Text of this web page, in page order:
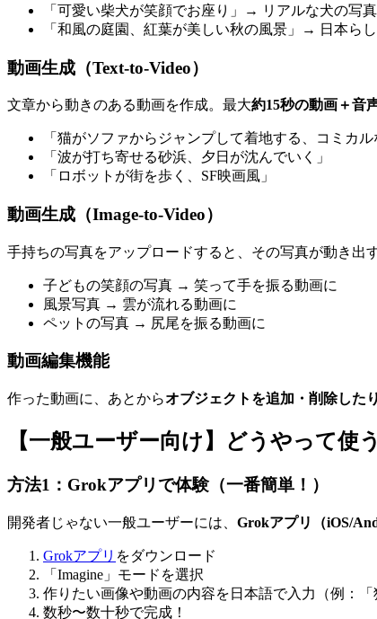
「可愛い柴犬が笑顔でお座り」→ リアルな犬の写
「和風の庭園、紅葉が美しい秋の風景」→ 日本ら
動画生成（Text-to-Video）
文章から動きのある動画を作成。最大約15秒の動画＋音
「猫がソファからジャンプして着地する、コミカル
「波が打ち寄せる砂浜、夕日が沈んでいく」
「ロボットが街を歩く、SF映画風」
動画生成（Image-to-Video）
手持ちの写真をアップロードすると、その写真が動き出
子どもの笑顔の写真 → 笑って手を振る動画に
風景写真 → 雲が流れる動画に
ペットの写真 → 尻尾を振る動画に
動画編集機能
作った動画に、あとからオブジェクトを追加・削除した
【一般ユーザー向け】どうやって使
方法1：Grokアプリで体験（一番簡単！）
開発者じゃない一般ユーザーには、 Grokアプリ（iOS/
Grokアプリ をダウンロード
「Imagine」モードを選択
作りたい画像や動画の内容を日本語で入力（例：「
数秒〜数十秒で完成！